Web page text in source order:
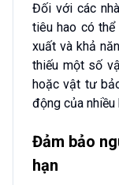
Đối với các
tiêu hao có
xuất và khả
thiếu một số
hoặc vật tư
động của nhiều
Đảm bảo
hạn